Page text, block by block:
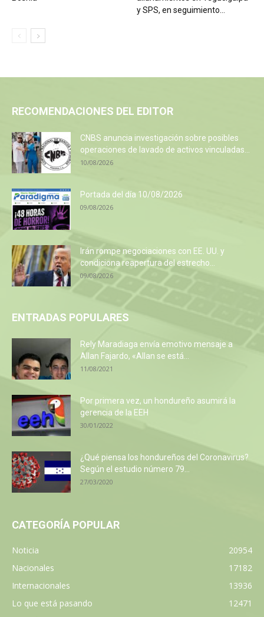
y SPS, en seguimiento...
RECOMENDACIONES DEL EDITOR
CNBS anuncia investigación sobre posibles
operaciones de lavado de activos vinculadas...
10/08/2026
Portada del día 10/08/2026
09/08/2026
Irán rompe negociaciones con EE. UU. y
condiciona reapertura del estrecho...
09/08/2026
ENTRADAS POPULARES
Rely Maradiaga envía emotivo mensaje a
Allan Fajardo, «Allan se está...
11/08/2021
Por primera vez, un hondureño asumirá la
gerencia de la EEH
30/01/2022
¿Qué piensa los hondureños del Coronavirus?
Según el estudio número 79...
27/03/2020
CATEGORÍA POPULAR
Noticia
20954
Nacionales
17182
Internacionales
13936
Lo que está pasando
12471